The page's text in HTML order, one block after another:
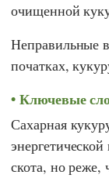
очищенной
Неправильные
початках,
Ключевые
Сахарная
скота, но реже,